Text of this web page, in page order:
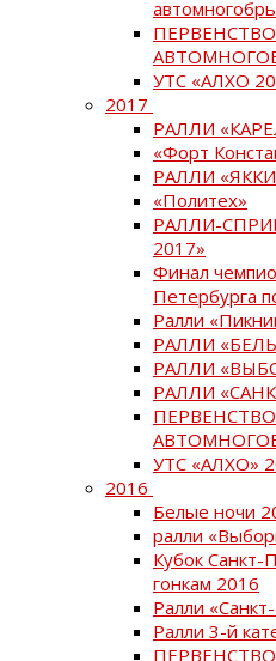
УТС «АЛХО
2017
РАЛЛИ
«Форт
РАЛЛИ
«Политех»
РАЛЛИ-
2017»
Финал
Петербурга
Ралли
РАЛЛИ
РАЛЛИ
РАЛЛИ
УТС «АЛХО»
2016
Белые ночи
ралли
Кубок Санкт-
гонкам 2016
Ралли
Ралли 3-й